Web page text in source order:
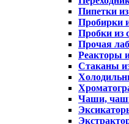
Пипетки из
Пробирки
Пробки из
Прочая
Реакторы
Стаканы
Чаши,